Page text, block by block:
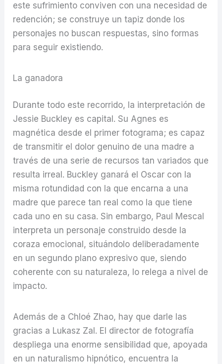
este sufrimiento conviven con una necesidad de
redención; se construye un tapiz donde los
personajes no buscan respuestas, sino formas
para seguir existiendo.
La ganadora
Durante todo este recorrido, la interpretación de
Jessie Buckley es capital. Su Agnes es
magnética desde el primer fotograma; es capaz
de transmitir el dolor genuino de una madre a
través de una serie de recursos tan variados que
resulta irreal. Buckley ganará el Oscar con la
misma rotundidad con la que encarna a una
madre que parece tan real como la que tiene
cada uno en su casa. Sin embargo, Paul Mescal
interpreta un personaje construido desde la
coraza emocional, situándolo deliberadamente
en un segundo plano expresivo que, siendo
coherente con su naturaleza, lo relega a nivel de
impacto.
Además de a Chloé Zhao, hay que darle las
gracias a Lukasz Zal. El director de fotografía
despliega una enorme sensibilidad que, apoyada
en un naturalismo hipnótico, encuentra la